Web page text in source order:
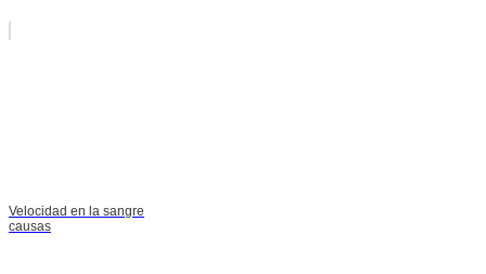
Velocidad en la sangre
causas